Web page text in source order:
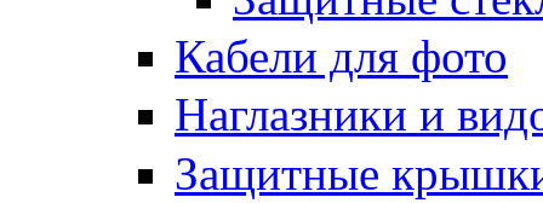
Кабели для фото
Наглазники и
Защитные